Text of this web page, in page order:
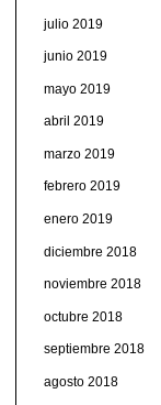
julio 2019
junio 2019
mayo 2019
abril 2019
marzo 2019
febrero 2019
enero 2019
diciembre 2018
noviembre 2018
octubre 2018
septiembre 2018
agosto 2018